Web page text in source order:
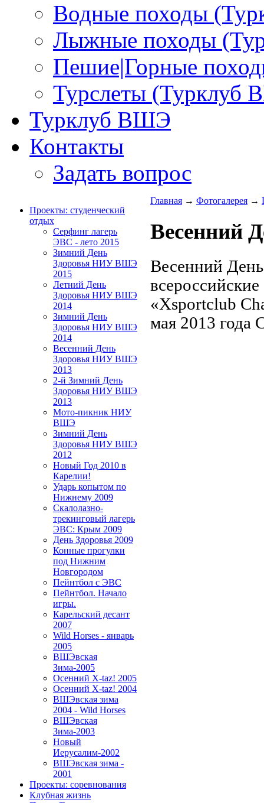
Водные походы
Лыжные походы
Пешие|Горные
Турслеты (Турклуб
Турклуб ВШЭ
Контакты
Задать вопрос
Проекты: студенческий
отдых
Серфинг лагерь
ЭВС - лето 2015
Зимний День
Здоровья НИУ ВШЭ
2015
Летний День
Здоровья НИУ ВШЭ
2014
Зимний День
Здоровья НИУ ВШЭ
2014
Весенний День
Здоровья НИУ ВШЭ
2013
2-й Зимний День
Здоровья НИУ ВШЭ
2013
Мото-пикник НИУ
ВШЭ
Зимний День
Здоровья НИУ ВШЭ
2012
Новый Год 2010 в
Карелии!
Ударь копытом по
Нижнему 2009
Cкалолазно-
трекинговый лагерь
ЭВС: Крым 2009
День Здоровья 2009
Конные прогулки
под Нижним
Новгородом
Пейнтбол с ЭВС
Пейнтбол. Начало
игры.
Карельский десант
2007
Wild Horses - январь
2005
ВШЭвская
Зима-2005
Осенний X-taz! 2005
Осенний X-taz! 2004
ВШЭвская зима
2004 - Wild Horses
ВШЭвская
Зима-2003
Новый
Иерусалим-2002
ВШЭвская зима -
2001
Проекты: соревнования
Клубная жизнь
Главная → Фотогалерея →
Весенний
Весенний
«Xsportclub
мая 2013 года